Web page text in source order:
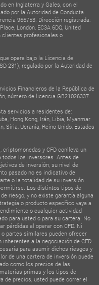
en Inglaterra y Gales, con el
por la Autoridad de Conducta
966753. Dirección registrada:
London, EC3A 6DQ, United
clientes profesionales o
opera bajo la Licencia de
231), regulado por la Autoridad de
Financieros de la República de
número de licencia GB21026337.
servicios a residentes de:
Hong Kong, Irán, Libia, Myanmar
Siria, Ucrania, Reino Unido, Estados
y CFD conlleva un
todos los inversores. Antes de
de inversión, su nivel de
pasado no es indicativo de
o la totalidad de su inversión
Los distintos tipos de
riesgo, y no existe garantía alguna
o producto específico vaya a
o cualquier actividad
para usted o para su cartera. No
pérdidas al operar con CFD. Ni
partes similares pueden ofrecer
a la negociación de CFD
para asumir dichos riesgos y
de una cartera de inversión puede
como los precios de las
primas y los tipos de
de precios, usted puede correr el